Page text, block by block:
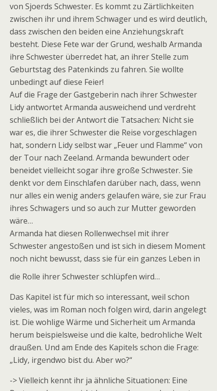
von Sjoerds Schwester. Es kommt zu Zärtlichkeiten
zwischen ihr und ihrem Schwager und es wird deutlich,
dass zwischen den beiden eine Anziehungskraft
besteht. Diese Fete war der Grund, weshalb Armanda
ihre Schwester überredet hat, an ihrer Stelle zum
Geburtstag des Patenkinds zu fahren. Sie wollte
unbedingt auf diese Feier!
Auf die Frage der Gastgeberin nach ihrer Schwester
Lidy antwortet Armanda ausweichend und verdreht
schließlich bei der Antwort die Tatsachen: Nicht sie
war es, die ihrer Schwester die Reise vorgeschlagen
hat, sondern Lidy selbst war „Feuer und Flamme“ von
der Tour nach Zeeland. Armanda bewundert oder
beneidet vielleicht sogar ihre große Schwester. Sie
denkt vor dem Einschlafen darüber nach, dass, wenn
nur alles ein wenig anders gelaufen wäre, sie zur Frau
ihres Schwagers und so auch zur Mutter geworden
wäre…
Armanda hat diesen Rollenwechsel mit ihrer
Schwester angestoßen und ist sich in diesem Moment
noch nicht bewusst, dass sie für ein ganzes Leben in
die Rolle ihrer Schwester schlüpfen wird…
Das Kapitel ist für mich so interessant, weil schon
vieles, was im Roman noch folgen wird, darin angelegt
ist. Die wohlige Wärme und Sicherheit um Armanda
herum beispielsweise und die kalte, bedrohliche Welt
draußen. Und am Ende des Kapitels schon die Frage:
„Lidy, irgendwo bist du. Aber wo?“
-> Vielleich kennt ihr ja ähnliche Situationen: Eine